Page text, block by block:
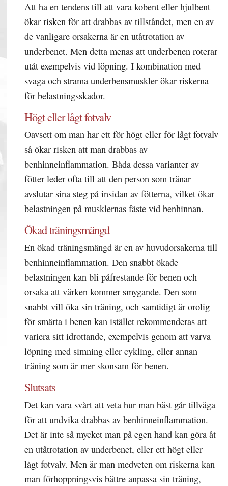
Att ha en tendens till att vara kobent eller hjulbent
ökar risken för att drabbas av tillståndet, men en av
de vanligare orsakerna är en utåtrotation av
underbenet. Men detta menas att underbenen roterar
utåt exempelvis vid löpning. I kombination med
svaga och strama underbensmuskler ökar riskerna
för belastningsskador.
Högt eller lågt fotvalv
Oavsett om man har ett för högt eller för lågt fotvalv
så ökar risken att man drabbas av
benhinneinflammation. Båda dessa varianter av
fötter leder ofta till att den person som tränar
avslutar sina steg på insidan av fötterna, vilket ökar
belastningen på musklernas fäste vid benhinnan.
Ökad träningsmängd
En ökad träningsmängd är en av huvudorsakerna till
benhinneinflammation. Den snabbt ökade
belastningen kan bli påfrestande för benen och
orsaka att värken kommer smygande. Den som
snabbt vill öka sin träning, och samtidigt är orolig
för smärta i benen kan istället rekommenderas att
variera sitt idrottande, exempelvis genom att varva
löpning med simning eller cykling, eller annan
träning som är mer skonsam för benen.
Slutsats
Det kan vara svårt att veta hur man bäst går tillväga
för att undvika drabbas av benhinneinflammation.
Det är inte så mycket man på egen hand kan göra åt
en utåtrotation av underbenet, eller ett högt eller
lågt fotvalv. Men är man medveten om riskerna kan
man förhoppningsvis bättre anpassa sin träning,